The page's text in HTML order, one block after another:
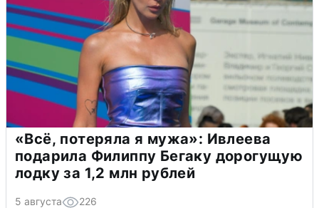
«Всё, потеряла я мужа»: Ивлеева
подарила Филиппу Бегаку дорогущую
лодку за 1,2 млн рублей
5 августа 226